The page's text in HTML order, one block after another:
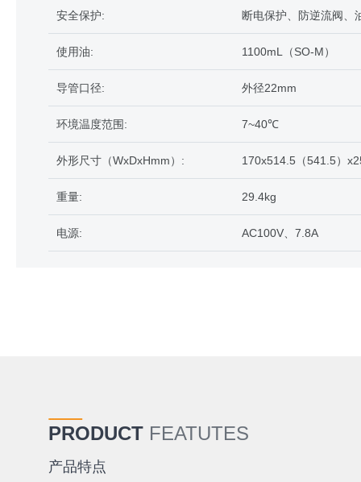
安全保护: 断电保护、防逆流阀、
使用油: 1100mL（SO-M）
导管口径: 外径22mm
环境温度范围: 7~40℃
外形尺寸（WxDxHmm）: 170x514.5（541.5）
重量: 29.4kg
电源: AC100V、7.8A
PRODUCT FEATUTES
产品特点